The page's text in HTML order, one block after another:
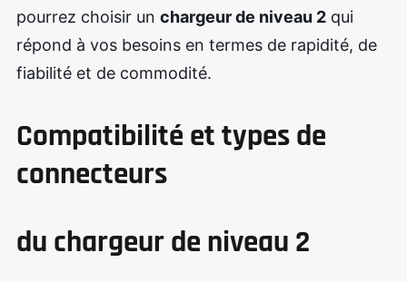
pourrez choisir un chargeur de niveau 2 qui
répond à vos besoins en termes de rapidité, de
fiabilité et de commodité.
Compatibilité et types de
connecteurs
du chargeur de niveau 2